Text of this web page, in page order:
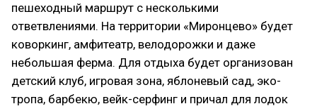
пешеходный маршрут с несколькими
ответвлениями. На территории «Миронцево» будет
коворкинг, амфитеатр, велодорожки и даже
небольшая ферма. Для отдыха будет организован
детский клуб, игровая зона, яблоневый сад, эко-
тропа, барбекю, вейк-серфинг и причал для лодок